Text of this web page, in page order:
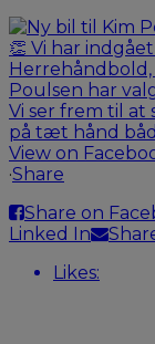
View on
·Share
Share on
Linked In
Likes: